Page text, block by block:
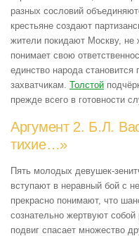
разных сословий
крестьяне создают
жители покидают Москву, не
понимает свою
единство народа становится
захватчикам. Толстой
прежде всего в готовности
Аргумент 2. Б.Л.
тихие…»
Пять молодых девушек-
вступают в неравный бой с
прекрасно понимают, что
сознательно жертвуют
подвиг спасает множество